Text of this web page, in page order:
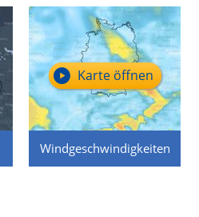
Windgeschwindigkeiten
Karte öffnen